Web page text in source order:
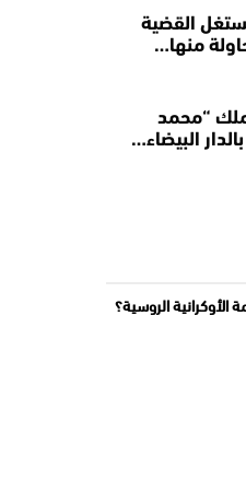
القضية
منها…
“محمد
البيضاء…
الروسية؟